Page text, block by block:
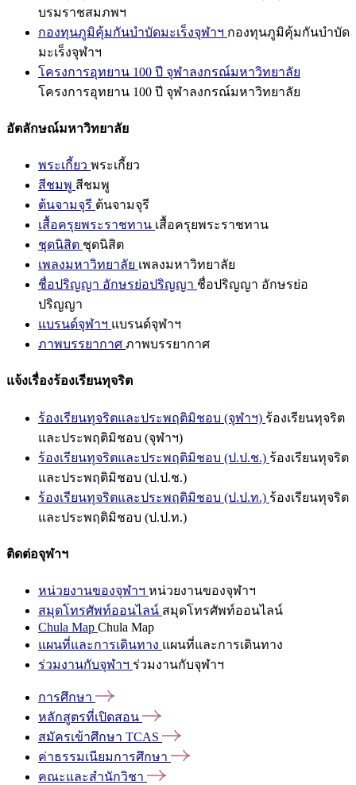
บรมราชสมภพฯ
กองทุนภูมิคุ้มกันบำบัดมะเร็งจุฬาฯ กองทุนภูมิคุ้มกันบำบัด
มะเร็งจุฬาฯ
โครงการอุทยาน 100 ปี จุฬาลงกรณ์มหาวิทยาลัย
โครงการอุทยาน 100 ปี จุฬาลงกรณ์มหาวิทยาลัย
อัตลักษณ์มหาวิทยาลัย
พระเกี้ยว พระเกี้ยว
สีชมพู สีชมพู
ต้นจามจุรี ต้นจามจุรี
เสื้อครุยพระราชทาน เสื้อครุยพระราชทาน
ชุดนิสิต ชุดนิสิต
เพลงมหาวิทยาลัย เพลงมหาวิทยาลัย
ชื่อปริญญา อักษรย่อปริญญา ชื่อปริญญา อักษรย่อ
ปริญญา
แบรนด์จุฬาฯ แบรนด์จุฬาฯ
ภาพบรรยากาศ ภาพบรรยากาศ
แจ้งเรื่องร้องเรียนทุจริต
ร้องเรียนทุจริตและประพฤติมิชอบ (จุฬาฯ) ร้องเรียนทุจริต
และประพฤติมิชอบ (จุฬาฯ)
ร้องเรียนทุจริตและประพฤติมิชอบ (ป.ป.ช.) ร้องเรียนทุจริต
และประพฤติมิชอบ (ป.ป.ช.)
ร้องเรียนทุจริตและประพฤติมิชอบ (ป.ป.ท.) ร้องเรียนทุจริต
และประพฤติมิชอบ (ป.ป.ท.)
ติดต่อจุฬาฯ
หน่วยงานของจุฬาฯ หน่วยงานของจุฬาฯ
สมุดโทรศัพท์ออนไลน์ สมุดโทรศัพท์ออนไลน์
Chula Map Chula Map
แผนที่และการเดินทาง แผนที่และการเดินทาง
ร่วมงานกับจุฬาฯ ร่วมงานกับจุฬาฯ
การศึกษา
หลักสูตรที่เปิดสอน
สมัครเข้าศึกษา TCAS
ค่าธรรมเนียมการศึกษา
คณะและสำนักวิชา